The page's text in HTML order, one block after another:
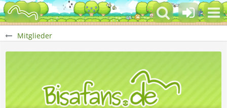
Mitglieder